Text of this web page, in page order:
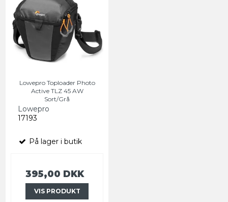
Lowepro Toploader Photo
Active TLZ 45 AW
Sort/Grå
Lowepro
17193
På lager i butik
395,00 DKK
VIS PRODUKT